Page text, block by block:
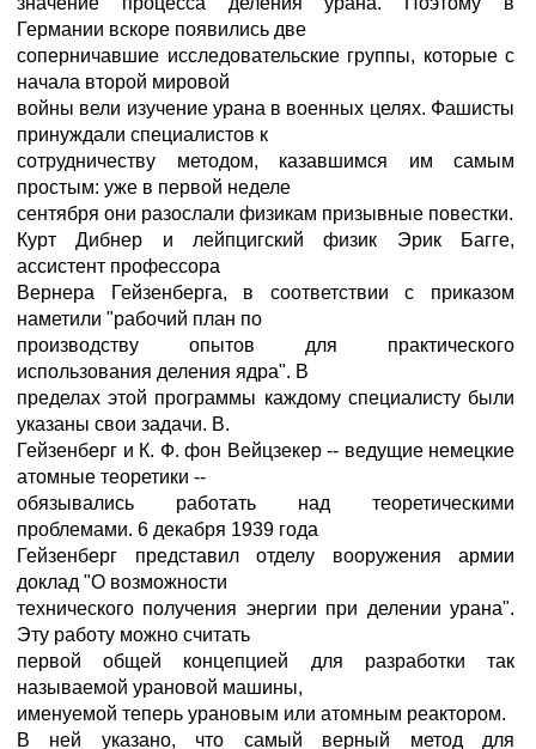
Германии вскоре появились две
соперничавшие исследовательские группы, которые с
начала второй мировой
войны вели изучение урана в военных целях. Фашисты
принуждали специалистов к
сотрудничеству методом, казавшимся им самым
простым: уже в первой неделе
сентября они разослали физикам призывные повестки.
Курт Дибнер и лейпцигский физик Эрик Багге,
ассистент профессора
Вернера Гейзенберга, в соответствии с приказом
наметили "рабочий план по
производству опытов для практического
использования деления ядра". В
пределах этой программы каждому специалисту были
указаны свои задачи. В.
Гейзенберг и К. Ф. фон Вейцзекер -- ведущие немецкие
атомные теоретики --
обязывались работать над теоретическими
проблемами. 6 декабря 1939 года
Гейзенберг представил отделу вооружения армии
доклад "О возможности
технического получения энергии при делении урана".
Эту работу можно считать
первой общей концепцией для разработки так
называемой урановой машины,
именуемой теперь урановым или атомным реактором.
В ней указано, что самый верный метод для